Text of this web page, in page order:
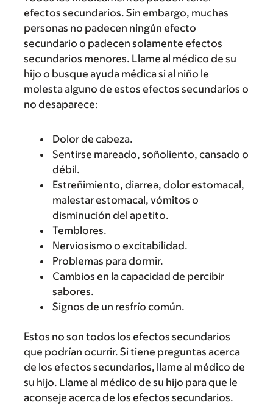
efectos secundarios. Sin embargo, muchas
personas no padecen ningún efecto
secundario o padecen solamente efectos
secundarios menores. Llame al médico de su
hijo o busque ayuda médica si al niño le
molesta alguno de estos efectos secundarios o
no desaparece:
Dolor de cabeza.
Sentirse mareado, soñoliento, cansado o
débil.
Estreñimiento, diarrea, dolor estomacal,
malestar estomacal, vómitos o
disminución del apetito.
Temblores.
Nerviosismo o excitabilidad.
Problemas para dormir.
Cambios en la capacidad de percibir
sabores.
Signos de un resfrío común.
Estos no son todos los efectos secundarios
que podrían ocurrir. Si tiene preguntas acerca
de los efectos secundarios, llame al médico de
su hijo. Llame al médico de su hijo para que le
aconseje acerca de los efectos secundarios.